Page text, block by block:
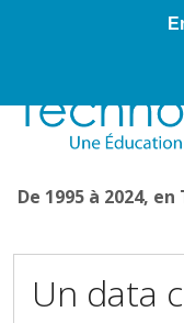
Cahier de
De 1995 à 2024,
Un data